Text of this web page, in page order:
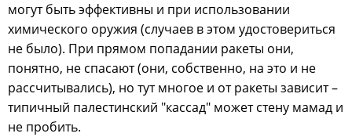
могут быть эффективны и при использовании
химического оружия (случаев в этом удостовериться
не было). При прямом попадании ракеты они,
понятно, не спасают (они, собственно, на это и не
рассчитывались), но тут многое и от ракеты зависит –
типичный палестинский "кассад" может стену мамад и
не пробить.